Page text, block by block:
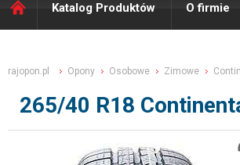
Katalog Produktów O firmie
rajopon.pl Opony Osobowe Zimowe
265/40 R18